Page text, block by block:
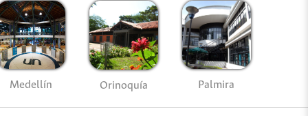
Medellín Orinoquía Palmira